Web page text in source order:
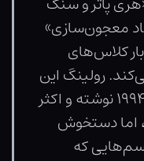
معجون‌سازی»
کلاس‌های
رولینگ این
پیش‌نویس را حدوداً سال ۱۹۹۴ نوشته و اکثر
اما دستخوش
که